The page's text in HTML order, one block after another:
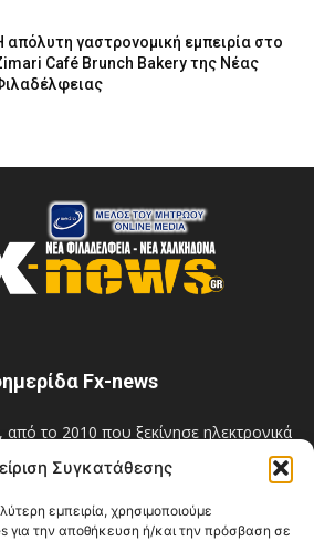
Συγκατάθεσης
εμπειρία, χρησιμοποιούμε
για την αποθήκευση ή/και την πρόσβαση σε
απόλυτη γαστρονομική εμπειρία στο
Café Brunch Bakery της Νέας
Fx-news
το 2010 που ξεκίνησε ηλεκτρονικά
έντυπη μηνιαία έκδοση, πρωτοστατεί
και άμεση ενημέρωση των
- Νέας Χαλκηδόνας και όχι
του E-MEDIA: A.M. 12548.